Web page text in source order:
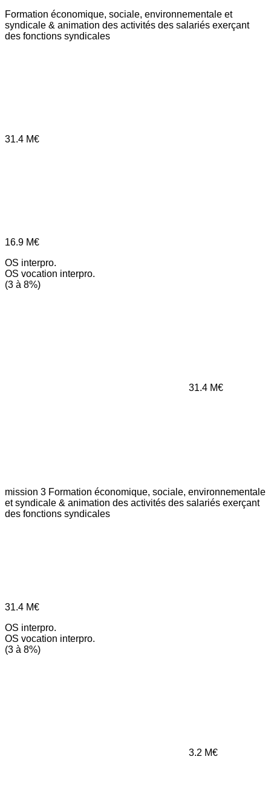
Formation économique, sociale, environnementale et
syndicale & animation des activités des salariés exerçant
des fonctions syndicales
31.4 M€
16.9 M€
OS interpro.
OS vocation interpro.
(3 à 8%)
31.4 M€
mission 3 Formation économique, sociale, environnementale
et syndicale & animation des activités des salariés exerçant
des fonctions syndicales
31.4 M€
OS interpro.
OS vocation interpro.
(3 à 8%)
3.2 M€